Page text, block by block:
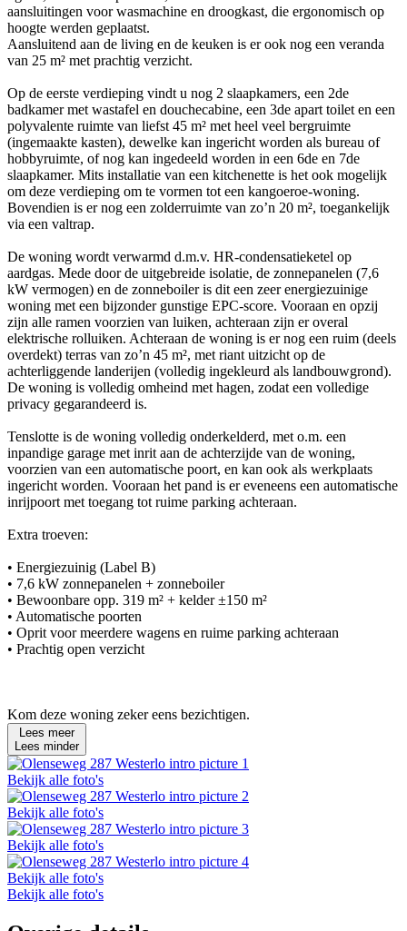
aansluitingen voor wasmachine en droogkast, die ergonomisch op
hoogte werden geplaatst.
Aansluitend aan de living en de keuken is er ook nog een veranda
van 25 m² met prachtig verzicht.
Op de eerste verdieping vindt u nog 2 slaapkamers, een 2de
badkamer met wastafel en douchecabine, een 3de apart toilet en een
polyvalente ruimte van liefst 45 m² met heel veel bergruimte
(ingemaakte kasten), dewelke kan ingericht worden als bureau of
hobbyruimte, of nog kan ingedeeld worden in een 6de en 7de
slaapkamer. Mits installatie van een kitchenette is het ook mogelijk
om deze verdieping om te vormen tot een kangoeroe-woning.
Bovendien is er nog een zolderruimte van zo’n 20 m², toegankelijk
via een valtrap.
De woning wordt verwarmd d.m.v. HR-condensatieketel op
aardgas. Mede door de uitgebreide isolatie, de zonnepanelen (7,6
kW vermogen) en de zonneboiler is dit een zeer energiezuinige
woning met een bijzonder gunstige EPC-score. Vooraan en opzij
zijn alle ramen voorzien van luiken, achteraan zijn er overal
elektrische rolluiken. Achteraan de woning is er nog een ruim (deels
overdekt) terras van zo’n 45 m², met riant uitzicht op de
achterliggende landerijen (volledig ingekleurd als landbouwgrond).
De woning is volledig omheind met hagen, zodat een volledige
privacy gegarandeerd is.
Tenslotte is de woning volledig onderkelderd, met o.m. een
inpandige garage met inrit aan de achterzijde van de woning,
voorzien van een automatische poort, en kan ook als werkplaats
ingericht worden. Vooraan het pand is er eveneens een automatische
inrijpoort met toegang tot ruime parking achteraan.
Extra troeven:
• Energiezuinig (Label B)
• 7,6 kW zonnepanelen + zonneboiler
• Bewoonbare opp. 319 m² + kelder ±150 m²
• Automatische poorten
• Oprit voor meerdere wagens en ruime parking achteraan
• Prachtig open verzicht
Kom deze woning zeker eens bezichtigen.
Lees meer
Lees minder
Bekijk alle foto's
Bekijk alle foto's
Bekijk alle foto's
Bekijk alle foto's
Bekijk alle foto's